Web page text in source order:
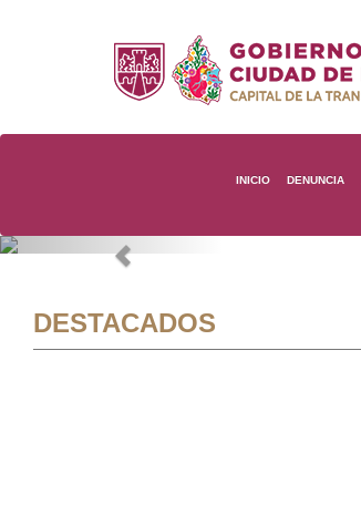
INICIO DENUNCIA
Previous
DESTACADOS